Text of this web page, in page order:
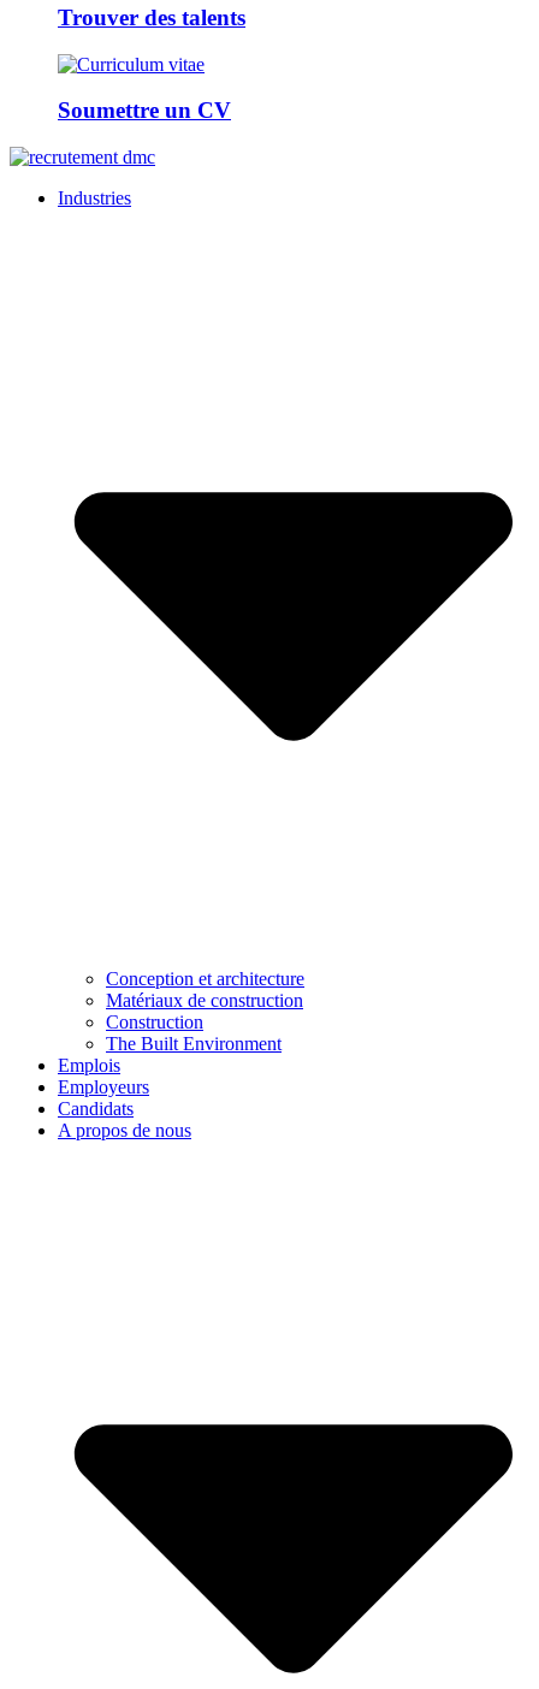
Trouver des talents
Soumettre un CV
Industries
Conception et architecture
Matériaux de construction
Construction
The Built Environment
Emplois
Employeurs
Candidats
A propos de nous